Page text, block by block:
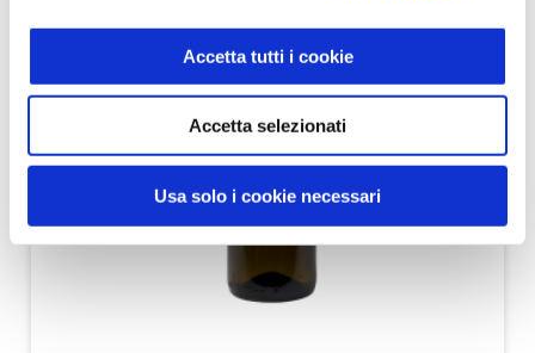
Accetta tutti i cookie
Accetta selezionati
Usa solo i cookie necessari